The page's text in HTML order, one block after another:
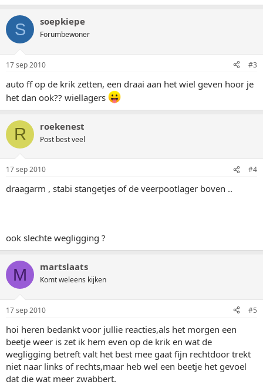
S soepkiepe
Forumbewoner
17 sep 2010 #3
auto ff op de krik zetten, een draai aan het wiel geven hoor je
het dan ook?? wiellagers
R roekenest
Post best veel
17 sep 2010 #4
draagarm , stabi stangetjes of de veerpootlager boven ..
ook slechte wegligging ?
M martslaats
Komt weleens kijken
17 sep 2010 #5
hoi heren bedankt voor jullie reacties,als het morgen een
beetje weer is zet ik hem even op de krik en wat de
wegligging betreft valt het best mee gaat fijn rechtdoor trekt
niet naar links of rechts,maar heb wel een beetje het gevoel
dat die wat meer zwabbert.